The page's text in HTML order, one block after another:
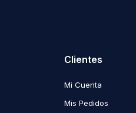
Clientes
Mi Cuenta
Mis Pedidos